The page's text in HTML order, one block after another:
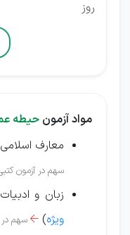
روز
مواد آزمون حیطه
معارف
سهم در آزمون
زبان و
ویژه)
 سهم در